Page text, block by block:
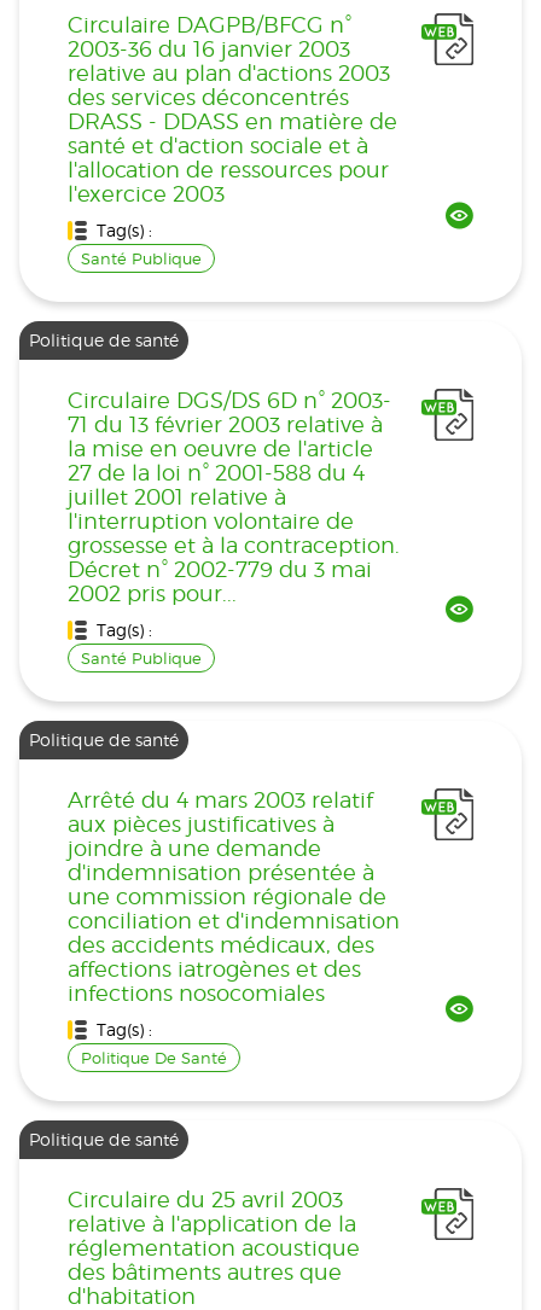
Circulaire DAGPB/BFCG n°
2003-36 du 16 janvier 2003
relative au plan d'actions 2003
des services déconcentrés
DRASS - DDASS en matière de
santé et d'action sociale et à
l'allocation de ressources pour
l'exercice 2003
Tag(s) :
Santé Publique
Politique de santé
Circulaire DGS/DS 6D n° 2003-
71 du 13 février 2003 relative à
la mise en oeuvre de l'article
27 de la loi n° 2001-588 du 4
juillet 2001 relative à
l'interruption volontaire de
grossesse et à la contraception.
Décret n° 2002-779 du 3 mai
2002 pris pour...
Tag(s) :
Santé Publique
Politique de santé
Arrêté du 4 mars 2003 relatif
aux pièces justificatives à
joindre à une demande
d'indemnisation présentée à
une commission régionale de
conciliation et d'indemnisation
des accidents médicaux, des
affections iatrogènes et des
infections nosocomiales
Tag(s) :
Politique De Santé
Politique de santé
Circulaire du 25 avril 2003
relative à l'application de la
réglementation acoustique
des bâtiments autres que
d'habitation